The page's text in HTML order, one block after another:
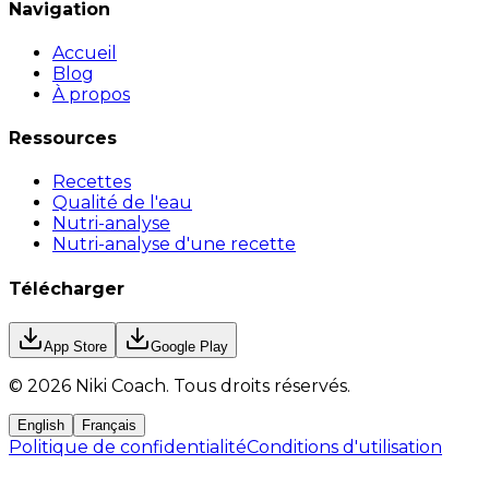
Navigation
Accueil
Blog
À propos
Ressources
Recettes
Qualité de l'eau
Nutri-analyse
Nutri-analyse d'une recette
Télécharger
App Store Google Play
© 2026 Niki Coach. Tous droits réservés.
English Français
Politique de confidentialitéConditions d'utilisation